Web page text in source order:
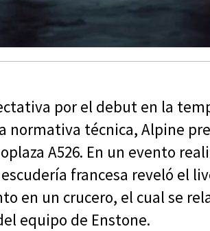
por el debut en la
normativa técnica, Alpine
A526. En un evento
francesa reveló el
en un crucero, el cual se
equipo de Enstone.